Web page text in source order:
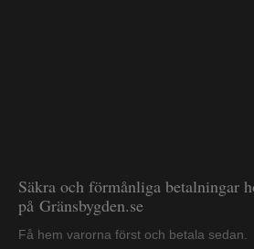
Säkra och förmånliga betalningar
på Gränsbygden.se
Få hem varorna först och betala sedan.